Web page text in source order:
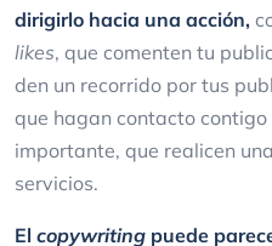
dirigirlo hacia una acción,
likes, que comenten tu
den un recorrido por tus
que hagan contacto
importante, que realicen
servicios.
El copywriting puede